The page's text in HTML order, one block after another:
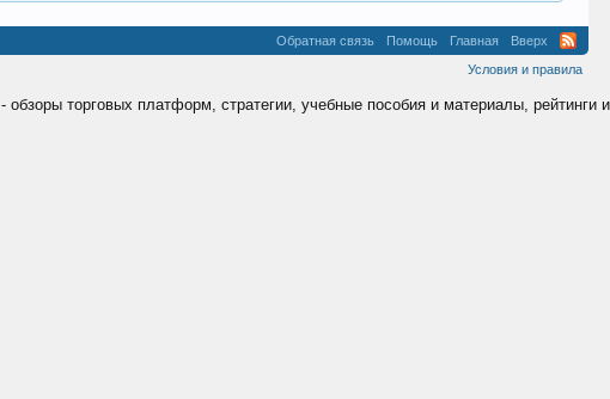
Обратная связь Помощь Главная
Вверх
Условия и правила
- обзоры торговых платформ, стратегии, учебные пособия и материалы, рейтинги и